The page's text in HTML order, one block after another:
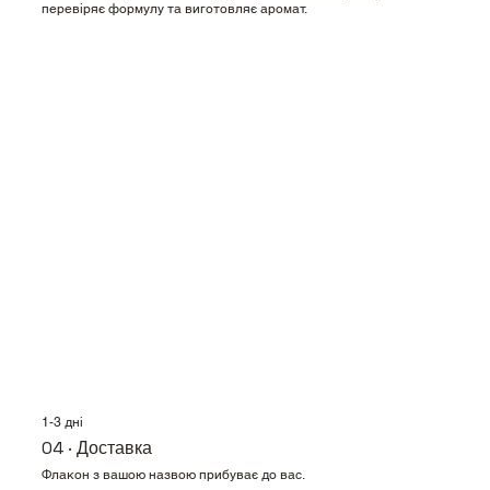
перевіряє формулу та виготовляє аромат.
1-3 дні
04 · Доставка
Флакон з вашою назвою прибуває до вас.